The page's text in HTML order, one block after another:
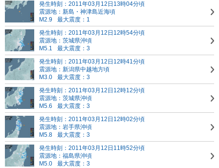
発生時刻：2011年03月12日13時04分頃
震源地：新島・神津島近海頃
M2.9
最大震度：1
発生時刻：2011年03月12日12時54分頃
震源地：茨城県沖頃
M5.1
最大震度：3
発生時刻：2011年03月12日12時41分頃
震源地：新潟県中越地方頃
M3.0
最大震度：3
発生時刻：2011年03月12日12時12分頃
震源地：茨城県沖頃
M5.6
最大震度：3
発生時刻：2011年03月12日12時02分頃
震源地：岩手県沖頃
M5.8
最大震度：3
発生時刻：2011年03月12日11時52分頃
震源地：福島県沖頃
M5.0
最大震度：3